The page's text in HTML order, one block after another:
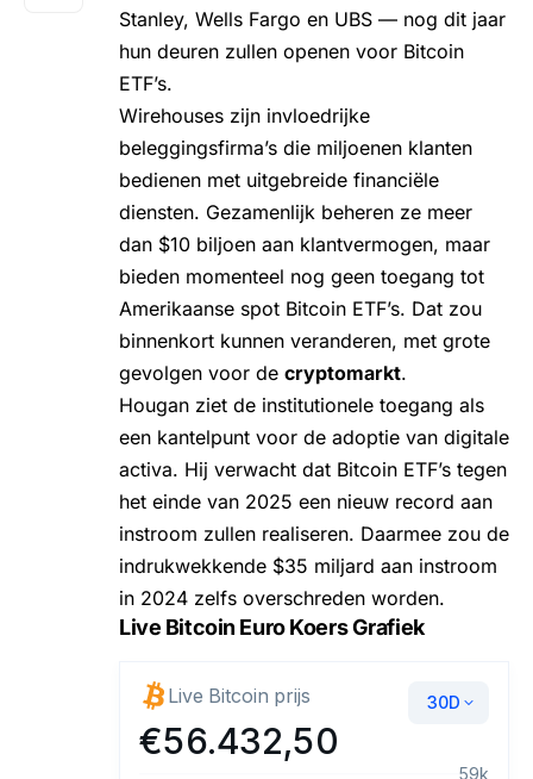
Stanley, Wells Fargo en UBS — nog dit jaar
hun deuren zullen openen voor Bitcoin
ETF’s.
Wirehouses zijn invloedrijke
beleggingsfirma’s die miljoenen klanten
bedienen met uitgebreide financiële
diensten. Gezamenlijk beheren ze meer
dan $10 biljoen aan klantvermogen, maar
bieden momenteel nog geen toegang tot
Amerikaanse spot Bitcoin ETF’s. Dat zou
binnenkort kunnen veranderen, met grote
gevolgen voor de cryptomarkt.
Hougan ziet de institutionele toegang als
een kantelpunt voor de adoptie van digitale
activa. Hij verwacht dat Bitcoin ETF’s tegen
het einde van 2025 een nieuw record aan
instroom zullen realiseren. Daarmee zou de
indrukwekkende $35 miljard aan instroom
in 2024 zelfs overschreden worden.
Live Bitcoin Euro Koers Grafiek